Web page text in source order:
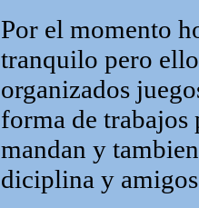
Por el momento
tranquilo pero
organizados
forma de trabajos
mandan y
diciplina y